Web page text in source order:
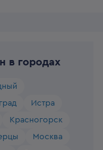
в городах
Истра
Красногорск
Москва